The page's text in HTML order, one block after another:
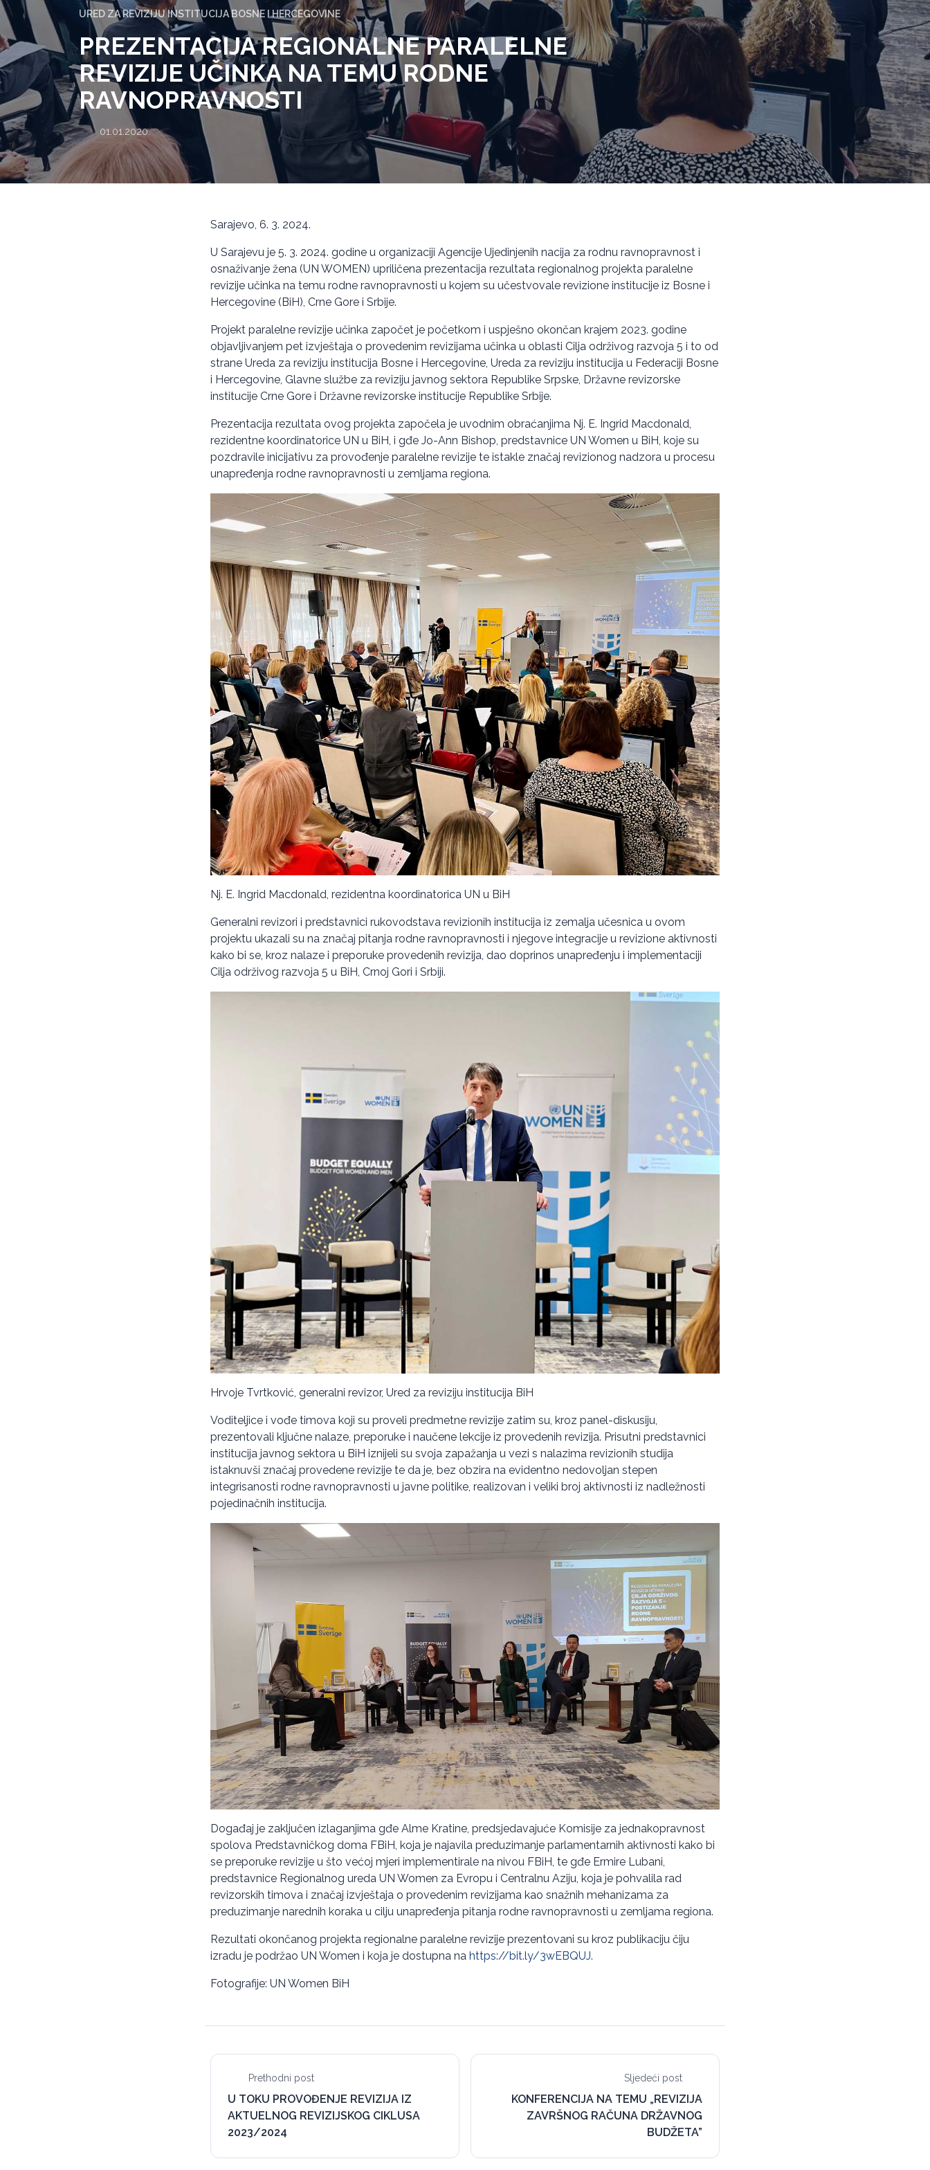
URED ZA REVIZIJU INSTITUCIJA BOSNE I HERCEGOVINE
PREZENTACIJA REGIONALNE PARALELNE
REVIZIJE UČINKA NA TEMU RODNE
RAVNOPRAVNOSTI
01.01.2020.
Sarajevo, 6. 3. 2024.
U Sarajevu je 5. 3. 2024. godine u organizaciji Agencije Ujedinjenih nacija za rodnu ravnopravnost i
osnaživanje žena (UN WOMEN) upriličena prezentacija rezultata regionalnog projekta paralelne
revizije učinka na temu rodne ravnopravnosti u kojem su učestvovale revizione institucije iz Bosne i
Hercegovine (BiH), Crne Gore i Srbije.
Projekt paralelne revizije učinka započet je početkom i uspješno okončan krajem 2023. godine
objavljivanjem pet izvještaja o provedenim revizijama učinka u oblasti Cilja održivog razvoja 5 i to od
strane Ureda za reviziju institucija Bosne i Hercegovine, Ureda za reviziju institucija u Federaciji Bosne
i Hercegovine, Glavne službe za reviziju javnog sektora Republike Srpske, Državne revizorske
institucije Crne Gore i Državne revizorske institucije Republike Srbije.
Prezentacija rezultata ovog projekta započela je uvodnim obraćanjima Nj. E. Ingrid Macdonald,
rezidentne koordinatorice UN u BiH, i gđe Jo-Ann Bishop, predstavnice UN Women u BiH, koje su
pozdravile inicijativu za provođenje paralelne revizije te istakle značaj revizionog nadzora u procesu
unapređenja rodne ravnopravnosti u zemljama regiona.
Nj. E. Ingrid Macdonald, rezidentna koordinatorica UN u BiH
Generalni revizori i predstavnici rukovodstava revizionih institucija iz zemalja učesnica u ovom
projektu ukazali su na značaj pitanja rodne ravnopravnosti i njegove integracije u revizione aktivnosti
kako bi se, kroz nalaze i preporuke provedenih revizija, dao doprinos unapređenju i implementaciji
Cilja održivog razvoja 5 u BiH, Crnoj Gori i Srbiji.
Hrvoje Tvrtković, generalni revizor, Ured za reviziju institucija BiH
Voditeljice i vođe timova koji su proveli predmetne revizije zatim su, kroz panel-diskusiju,
prezentovali ključne nalaze, preporuke i naučene lekcije iz provedenih revizija. Prisutni predstavnici
institucija javnog sektora u BiH iznijeli su svoja zapažanja u vezi s nalazima revizionih studija
istaknuvši značaj provedene revizije te da je, bez obzira na evidentno nedovoljan stepen
integrisanosti rodne ravnopravnosti u javne politike, realizovan i veliki broj aktivnosti iz nadležnosti
pojedinačnih institucija.
Događaj je zaključen izlaganjima gđe Alme Kratine, predsjedavajuće Komisije za jednakopravnost
spolova Predstavničkog doma FBiH, koja je najavila preduzimanje parlamentarnih aktivnosti kako bi
se preporuke revizije u što većoj mjeri implementirale na nivou FBiH, te gđe Ermire Lubani,
predstavnice Regionalnog ureda UN Women za Evropu i Centralnu Aziju, koja je pohvalila rad
revizorskih timova i značaj izvještaja o provedenim revizijama kao snažnih mehanizama za
preduzimanje narednih koraka u cilju unapređenja pitanja rodne ravnopravnosti u zemljama regiona.
Rezultati okončanog projekta regionalne paralelne revizije prezentovani su kroz publikaciju čiju
izradu je podržao UN Women i koja je dostupna na https://bit.ly/3wEBQUJ.
Fotografije: UN Women BiH
Prethodni post
U TOKU PROVOĐENJE REVIZIJA IZ
AKTUELNOG REVIZIJSKOG CIKLUSA
2023/2024
Sljedeći post
KONFERENCIJA NA TEMU „REVIZIJA
ZAVRŠNOG RAČUNA DRŽAVNOG
BUDŽETA”